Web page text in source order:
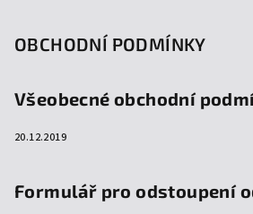
OBCHODNÍ PODMÍNKY
Všeobecné obchodní
20.12.2019
Formulář pro odstoupení